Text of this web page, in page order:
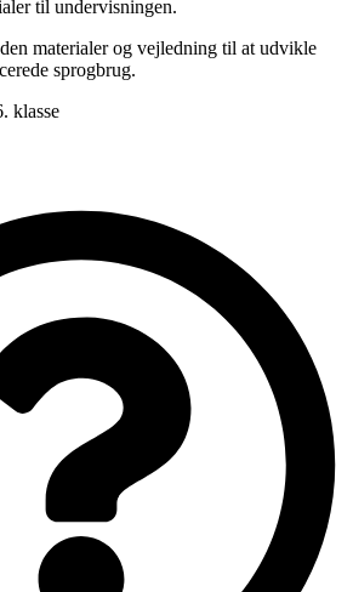
til undervisningen.
materialer og vejledning til at udvikle
sprogbrug.
klasse